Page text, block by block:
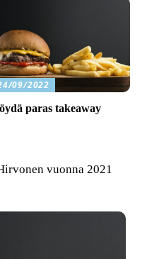
09/2022
paras takeaway
vuonna 2021